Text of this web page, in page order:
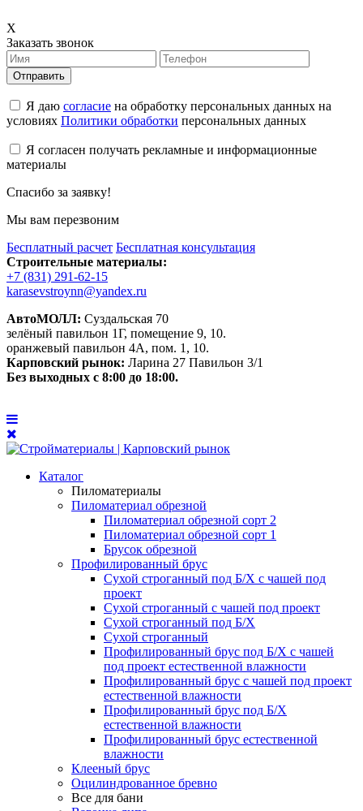
X
Заказать звонок
Отправить
Я даю согласие на обработку персональных данных на
условиях Политики обработки персональных данных
Я согласен получать рекламные и информационные
материалы
Спасибо за заявку!
Мы вам перезвоним
Бесплатный расчет Бесплатная консультация
Строительные материалы:
+7 (831) 291-62-15
karasevstroynn@yandex.ru
АвтоМОЛЛ: Суздальская 70
зелёный павильон 1Г, помещение 9, 10.
оранжевый павильон 4А, пом. 1, 10.
Карповский рынок: Ларина 27 Павильон 3/1
Без выходных с 8:00 до 18:00.
Каталог
Пиломатериалы
Пиломатериал обрезной
Пиломатериал обрезной сорт 2
Пиломатериал обрезной сорт 1
Брусок обрезной
Профилированный брус
Сухой строганный под Б/Х с чашей под
проект
Сухой строганный с чашей под проект
Сухой строганный под Б/Х
Сухой строганный
Профилированный брус под Б/Х с чашей
под проект естественной влажности
Профилированный брус с чашей под проект
естественной влажности
Профилированный брус под Б/Х
естественной влажности
Профилированный брус естественной
влажности
Клееный брус
Оцилиндрованное бревно
Все для бани